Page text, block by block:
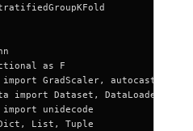
as F
GradScaler, autocast
Dataset, DataLoader
unidecode
List, Tuple